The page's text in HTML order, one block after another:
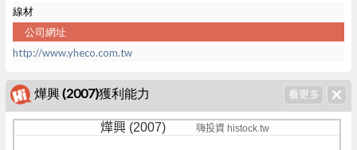
線材
公司網址
http://www.yheco.com.tw
燁興 (2007)獲利能力
燁興 (2007) 嗨投資 histock.tw